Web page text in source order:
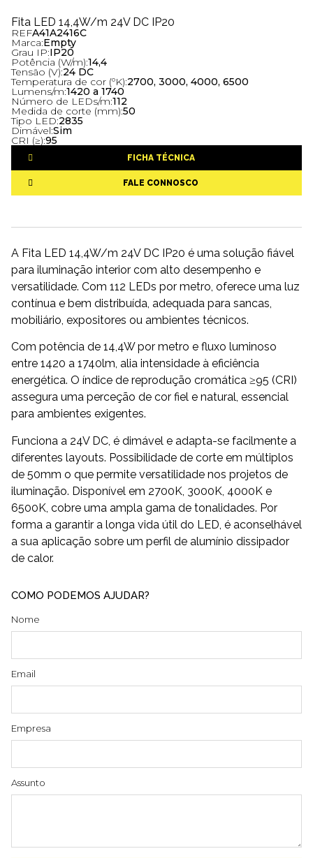
Fita LED 14,4W/m 24V DC IP20
REFA41A2416C
Marca:Empty
Grau IP:IP20
Potência (W/m):14,4
Tensão (V):24 DC
Temperatura de cor (ºK):2700, 3000, 4000, 6500
Lumens/m:1420 a 1740
Número de LEDs/m:112
Medida de corte (mm):50
Tipo LED:2835
Dimável:Sim
CRI (≥):95
FICHA TÉCNICA
FALE CONNOSCO
A Fita LED 14,4W/m 24V DC IP20 é uma solução fiável
para iluminação interior com alto desempenho e
versatilidade. Com 112 LEDs por metro, oferece uma luz
contínua e bem distribuída, adequada para sancas,
mobiliário, expositores ou ambientes técnicos.
Com potência de 14,4W por metro e fluxo luminoso
entre 1420 a 1740lm, alia intensidade à eficiência
energética. O índice de reprodução cromática ≥95 (CRI)
assegura uma perceção de cor fiel e natural, essencial
para ambientes exigentes.
Funciona a 24V DC, é dimável e adapta-se facilmente a
diferentes layouts. Possibilidade de corte em múltiplos
de 50mm o que permite versatilidade nos projetos de
iluminação. Disponível em 2700K, 3000K, 4000K e
6500K, cobre uma ampla gama de tonalidades. Por
forma a garantir a longa vida útil do LED, é aconselhável
a sua aplicação sobre um perfil de alumínio dissipador
de calor.
COMO PODEMOS AJUDAR?
Nome
Email
Empresa
Assunto